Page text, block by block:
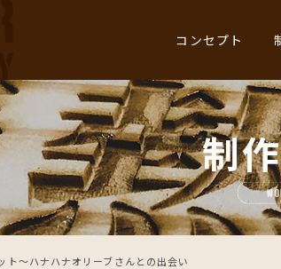
コンセプト
制
ト～ハナハナオリーブさんとの出会い